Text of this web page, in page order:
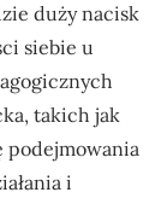
duży nacisk
siebie u
takich jak
podejmowania
i